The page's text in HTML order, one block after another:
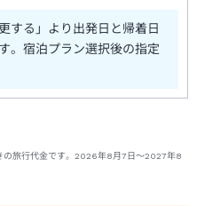
する」より出発日と帰着日
。宿泊プラン選択後の指定
旅行代金です。2026年8月7日～2027年8